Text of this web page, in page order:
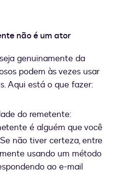
não é um ator
genuinamente da
podem às vezes usar
Aqui está o que fazer:
do remetente:
é alguém que você
não tiver certeza, entre
usando um método
ao e-mail